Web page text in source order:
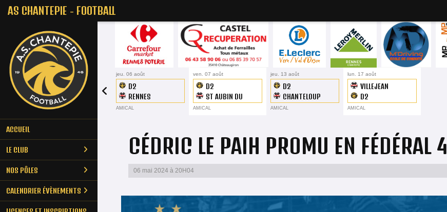
AS CHANTEPIE - FOOTBALL
ACCUEIL
LE CLUB
NOS PÔLES
CALENDRIER ÉVÈNEMENTS
jeu. 06 août
D2
RENNES
MAHORAIS
AMICAL
ven. 07 août
D2
ST AUBIN DU
CORMIER
AMICAL
jeu. 13 août
D2
CHANTELOUP
AMICAL
lun. 17 août
VILLEJEAN
D2
AMICAL
CÉDRIC LE PAIH PROMU EN FÉDÉRAL 4
06 mai 2024 à 20H04
Panneau de gestion des cookies